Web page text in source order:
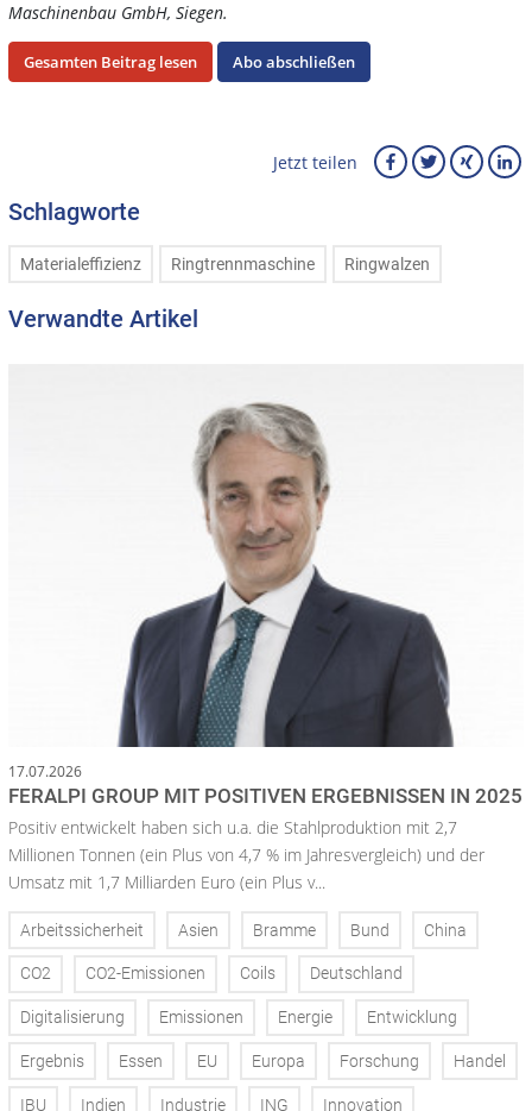
Maschinenbau GmbH, Siegen.
Gesamten Beitrag lesen Abo abschließen
Jetzt teilen
Schlagworte
Materialeffizienz Ringtrennmaschine Ringwalzen
Verwandte Artikel
17.07.2026
FERALPI GROUP MIT POSITIVEN ERGEBNISSEN IN 2025
Positiv entwickelt haben sich u.a. die Stahlproduktion mit 2,7
Millionen Tonnen (ein Plus von 4,7 % im Jahresvergleich) und der
Umsatz mit 1,7 Milliarden Euro (ein Plus v...
Arbeitssicherheit Asien Bramme Bund China
CO2 CO2-Emissionen Coils Deutschland
Digitalisierung Emissionen Energie Entwicklung
Ergebnis Essen EU Europa Forschung Handel
IBU Indien Industrie ING Innovation